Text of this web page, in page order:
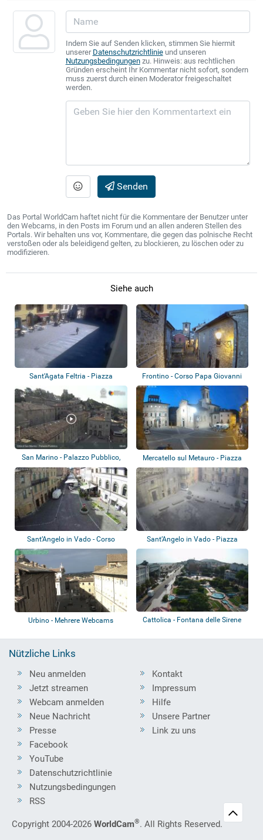
Indem Sie auf Senden klicken, stimmen Sie hiermit
unserer Datenschutzrichtlinieund unseren
Nutzungsbedingungenzu. Hinweis: aus rechtlichen
Gründen erscheint Ihr Kommentar nicht sofort, sondern
muss zuerst durch einen Moderator freigeschaltet
werden.
Senden
Das Portal WorldCam haftet nicht für die Kommentare der Benutzer unter
den Webcams, in den Posts im Forum und an allen anderen Stellen des
Portals. Wir behalten uns vor, Kommentare, die gegen das polnische Recht
verstoßen oder als beleidigend gelten, zu blockieren, zu löschen oder zu
modifizieren.
Siehe auch
Sant’Agata Feltria - Piazza
Frontino - Corso Papa Giovanni
XXIII
San Marino - Palazzo Pubblico,
Piazza de...
Mercatello sul Metauro - Piazza
Garibald...
Sant’Angelo in Vado - Corso
Garibaldi
Sant’Angelo in Vado - Piazza
Urbino - Mehrere Webcams Cattolica - Fontana delle Sirene
Nützliche Links
Neu anmelden
Jetzt streamen
Webcam anmelden
Neue Nachricht
Presse
Kontakt
Impressum
Hilfe
Unsere Partner
Link zu uns
Facebook
YouTube
Datenschutzrichtlinie
Nutzungsbedingungen
RSS
Copyright 2004-2026 WorldCam®. All Rights Reserved.